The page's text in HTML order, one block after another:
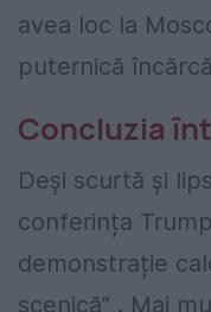
avea loc la
puternică
Concluzia
Deși scurtă și
conferința
demonstrație
scenică” . Mai